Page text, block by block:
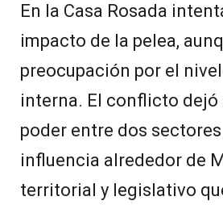
En la Casa Rosada
impacto de la pelea,
preocupación por el
interna. El conflicto
poder entre dos
influencia alrededor de
territorial y legislativo